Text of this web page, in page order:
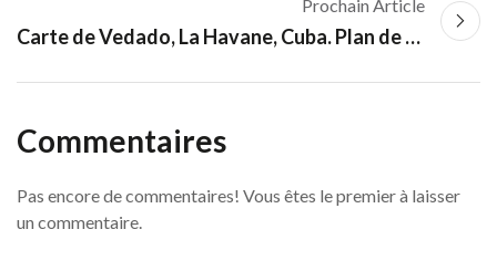
Prochain Article
Carte de Vedado, La Havane, Cuba. Plan de la Place de la Municipalité
Commentaires
Pas encore de commentaires! Vous êtes le premier à laisser
un commentaire.